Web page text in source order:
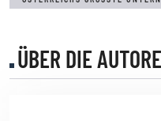
ÜBER DIE